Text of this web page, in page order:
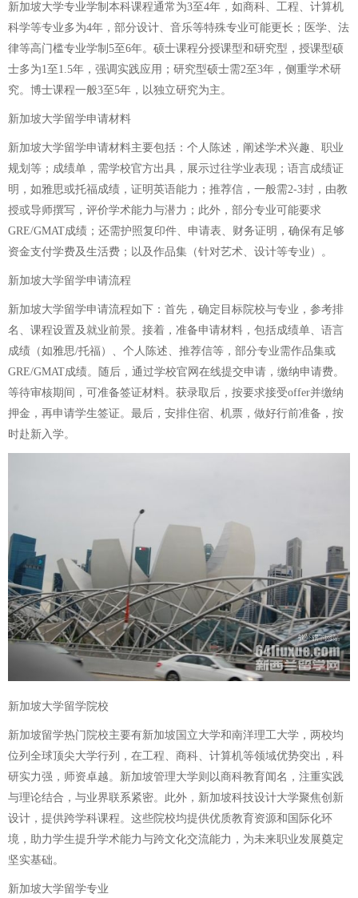
新加坡大学专业学制本科课程通常为3至4年，如商科、工程、计算机
科学等专业多为4年，部分设计、音乐等特殊专业可能更长；医学、法
律等高门槛专业学制5至6年。硕士课程分授课型和研究型，授课型硕
士多为1至1.5年，强调实践应用；研究型硕士需2至3年，侧重学术研
究。博士课程一般3至5年，以独立研究为主。
新加坡大学留学申请材料
新加坡大学留学申请材料主要包括：个人陈述，阐述学术兴趣、职业
规划等；成绩单，需学校官方出具，展示过往学业表现；语言成绩证
明，如雅思或托福成绩，证明英语能力；推荐信，一般需2-3封，由教
授或导师撰写，评价学术能力与潜力；此外，部分专业可能要求
GRE/GMAT成绩；还需护照复印件、申请表、财务证明，确保有足够
资金支付学费及生活费；以及作品集（针对艺术、设计等专业）。
新加坡大学留学申请流程
新加坡大学留学申请流程如下：首先，确定目标院校与专业，参考排
名、课程设置及就业前景。接着，准备申请材料，包括成绩单、语言
成绩（如雅思/托福）、个人陈述、推荐信等，部分专业需作品集或
GRE/GMAT成绩。随后，通过学校官网在线提交申请，缴纳申请费。
等待审核期间，可准备签证材料。获录取后，按要求接受offer并缴纳
押金，再申请学生签证。最后，安排住宿、机票，做好行前准备，按
时赴新入学。
新加坡大学留学院校
新加坡留学热门院校主要有新加坡国立大学和南洋理工大学，两校均
位列全球顶尖大学行列，在工程、商科、计算机等领域优势突出，科
研实力强，师资卓越。新加坡管理大学则以商科教育闻名，注重实践
与理论结合，与业界联系紧密。此外，新加坡科技设计大学聚焦创新
设计，提供跨学科课程。这些院校均提供优质教育资源和国际化环
境，助力学生提升学术能力与跨文化交流能力，为未来职业发展奠定
坚实基础。
新加坡大学留学专业